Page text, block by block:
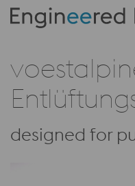
Produktkategorie:
designed for